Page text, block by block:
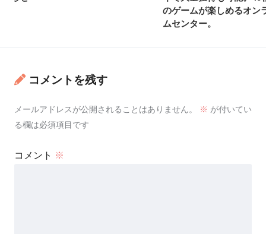
のゲームが楽しめるオン
ムセンター。
コメントを残す
メールアドレスが公開されることはありません。 ※ が付いてい
る欄は必須項目です
コメント ※